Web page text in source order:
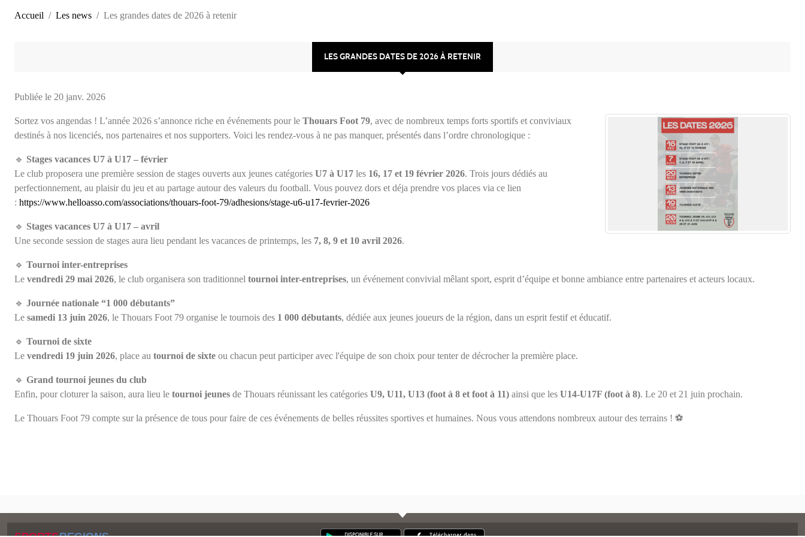
Accueil Les news Les grandes dates de 2026 à retenir
LES GRANDES DATES DE 2026 À RETENIR
Publiée le 20 janv. 2026
Sortez vos angendas ! L’année 2026 s’annonce riche en événements pour le Thouars Foot 79, avec de nombreux temps forts sportifs et conviviaux
destinés à nos licenciés, nos partenaires et nos supporters. Voici les rendez-vous à ne pas manquer, présentés dans l’ordre chronologique :
🔹 Stages vacances U7 à U17 – février
Le club proposera une première session de stages ouverts aux jeunes catégories U7 à U17 les 16, 17 et 19 février 2026. Trois jours dédiés au
perfectionnement, au plaisir du jeu et au partage autour des valeurs du football. Vous pouvez dors et déja prendre vos places via ce lien
: https://www.helloasso.com/associations/thouars-foot-79/adhesions/stage-u6-u17-fevrier-2026
🔹 Stages vacances U7 à U17 – avril
Une seconde session de stages aura lieu pendant les vacances de printemps, les 7, 8, 9 et 10 avril 2026.
🔹 Tournoi inter-entreprises
Le vendredi 29 mai 2026, le club organisera son traditionnel tournoi inter-entreprises, un événement convivial mêlant sport, esprit d’équipe et bonne ambiance entre partenaires et acteurs locaux.
🔹 Journée nationale “1 000 débutants”
Le samedi 13 juin 2026, le Thouars Foot 79 organise le tournois des 1 000 débutants, dédiée aux jeunes joueurs de la région, dans un esprit festif et éducatif.
🔹 Tournoi de sixte
Le vendredi 19 juin 2026, place au tournoi de sixte ou chacun peut participer avec l'équipe de son choix pour tenter de décrocher la première place.
🔹 Grand tournoi jeunes du club
Enfin, pour cloturer la saison, aura lieu le tournoi jeunes de Thouars réunissant les catégories U9, U11, U13 (foot à 8 et foot à 11) ainsi que les U14-U17F (foot à 8). Le 20 et 21 juin prochain.
Le Thouars Foot 79 compte sur la présence de tous pour faire de ces événements de belles réussites sportives et humaines. Nous vous attendons nombreux autour des terrains ! ⚽